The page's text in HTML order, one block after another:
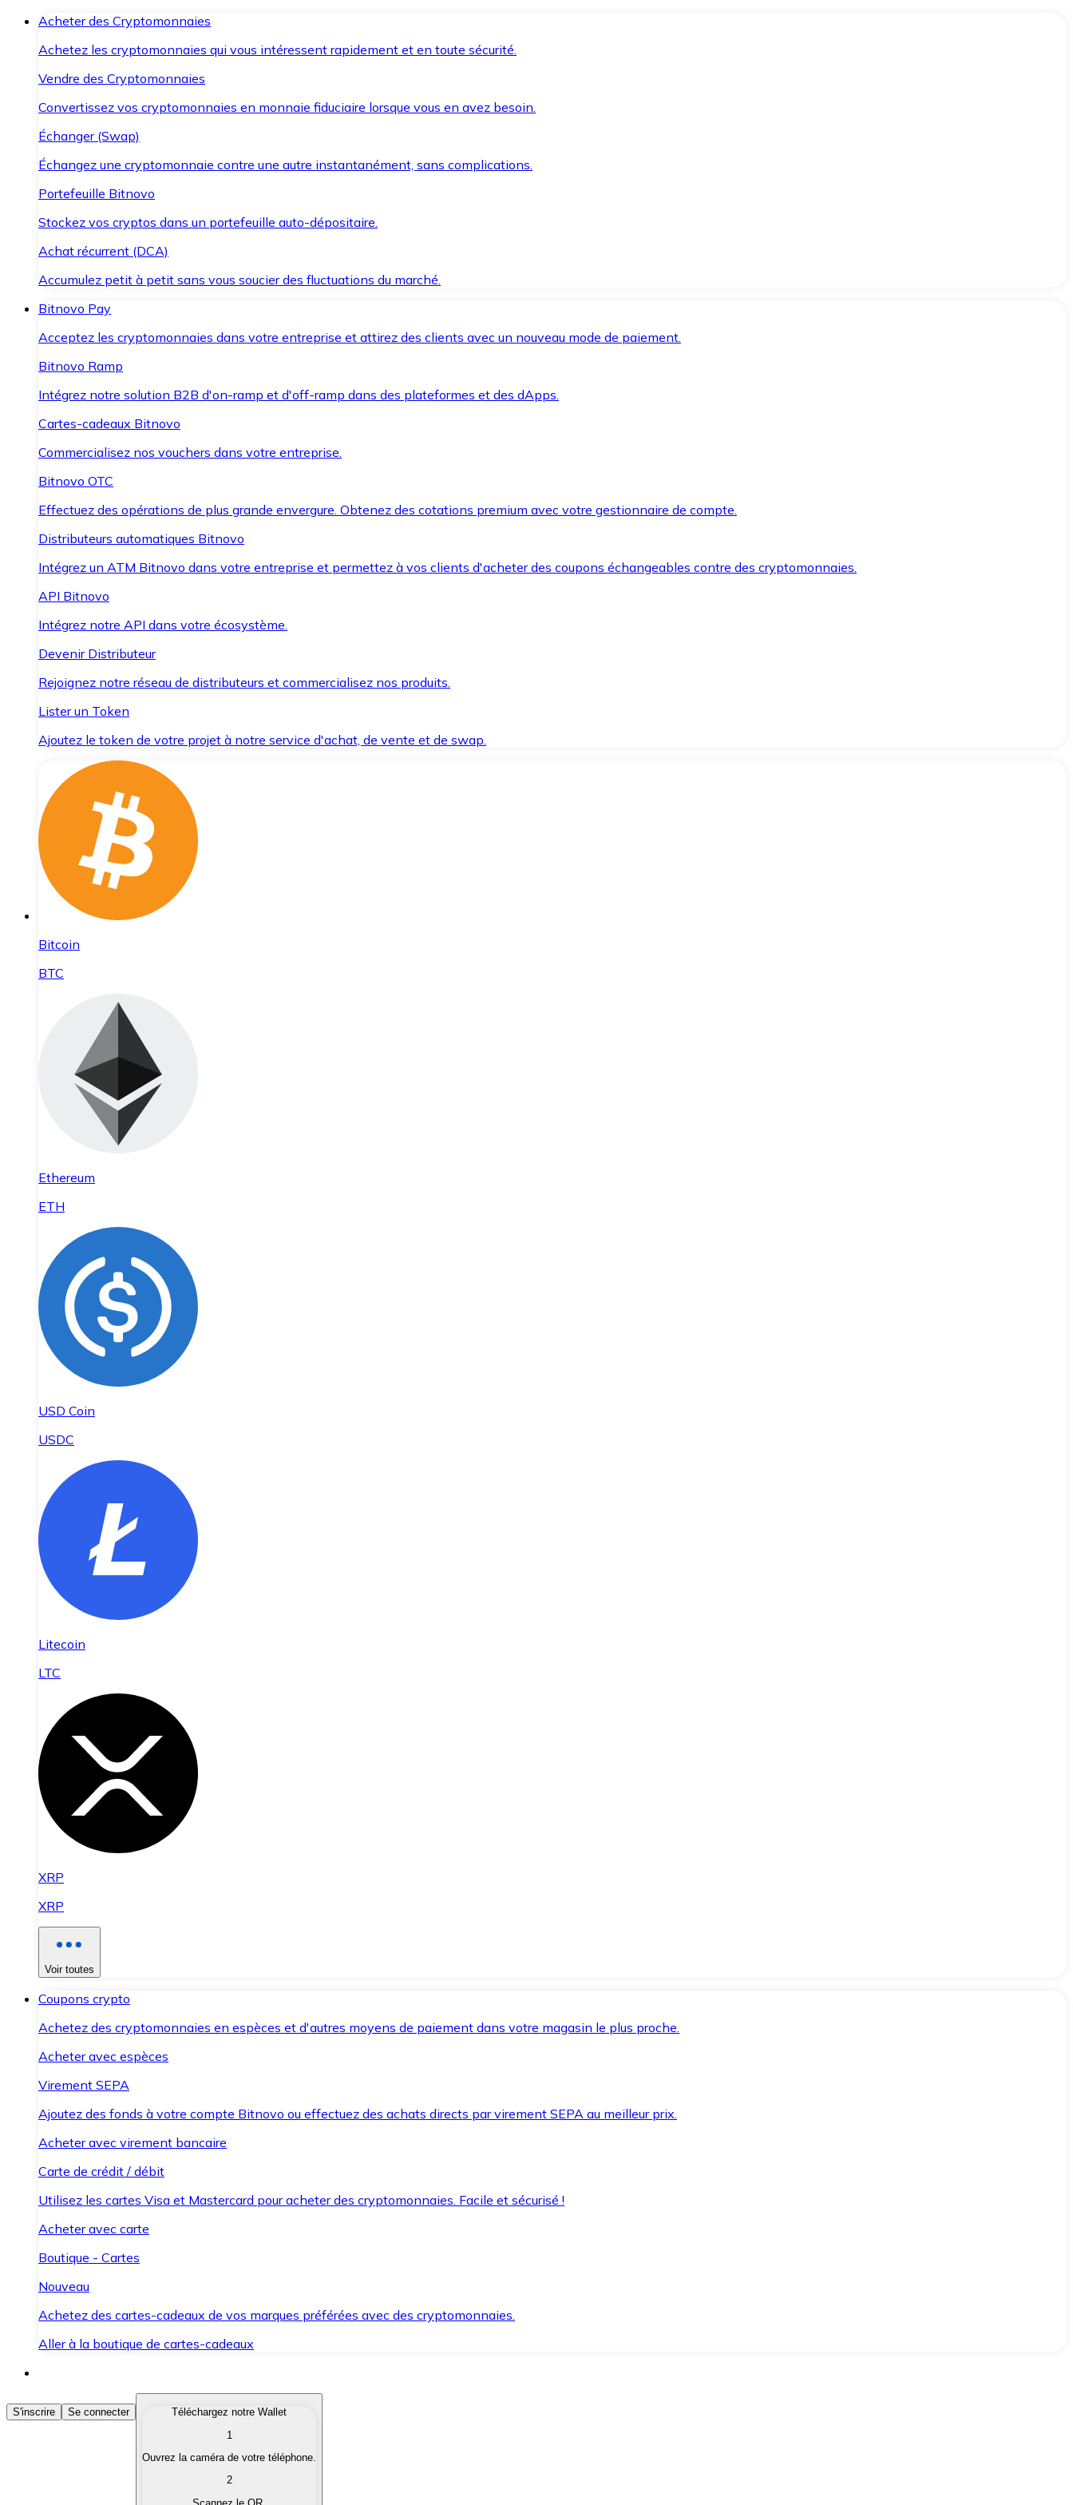
Acheter des Cryptomonnaies
Achetez les cryptomonnaies qui vous intéressent rapidement et en toute sécurité.
Vendre des Cryptomonnaies
Convertissez vos cryptomonnaies en monnaie fiduciaire lorsque vous en avez besoin.
Échanger (Swap)
Échangez une cryptomonnaie contre une autre instantanément, sans complications.
Portefeuille Bitnovo
Stockez vos cryptos dans un portefeuille auto-dépositaire.
Achat récurrent (DCA)
Accumulez petit à petit sans vous soucier des fluctuations du marché.
Bitnovo Pay
Acceptez les cryptomonnaies dans votre entreprise et attirez des clients avec un nouveau mode de paiement.
Bitnovo Ramp
Intégrez notre solution B2B d'on-ramp et d'off-ramp dans des plateformes et des dApps.
Cartes-cadeaux Bitnovo
Commercialisez nos vouchers dans votre entreprise.
Bitnovo OTC
Effectuez des opérations de plus grande envergure. Obtenez des cotations premium avec votre gestionnaire de compte.
Distributeurs automatiques Bitnovo
Intégrez un ATM Bitnovo dans votre entreprise et permettez à vos clients d'acheter des coupons échangeables contre des cryptomonnaies.
API Bitnovo
Intégrez notre API dans votre écosystème.
Devenir Distributeur
Rejoignez notre réseau de distributeurs et commercialisez nos produits.
Lister un Token
Ajoutez le token de votre projet à notre service d'achat, de vente et de swap.
Bitcoin
BTC
Ethereum
ETH
USD Coin
USDC
Litecoin
LTC
XRP
XRP
Voir toutes
Coupons crypto
Achetez des cryptomonnaies en espèces et d'autres moyens de paiement dans votre magasin le plus proche.
Acheter avec espèces
Virement SEPA
Ajoutez des fonds à votre compte Bitnovo ou effectuez des achats directs par virement SEPA au meilleur prix.
Acheter avec virement bancaire
Carte de crédit / débit
Utilisez les cartes Visa et Mastercard pour acheter des cryptomonnaies. Facile et sécurisé !
Acheter avec carte
Boutique - Cartes
Nouveau
Achetez des cartes-cadeaux de vos marques préférées avec des cryptomonnaies.
Aller à la boutique de cartes-cadeaux
Acheter des Cryptomonnaies
Achetez les cryptomonnaies qui vous intéressent rapidement et en toute sécurité.
Convertissez vos cryptomonnaies en monnaie fiduciaire lorsque vous en avez besoin.
S'inscrire Se connecter
Téléchargez notre Wallet
1
Ouvrez la caméra de votre téléphone.
2